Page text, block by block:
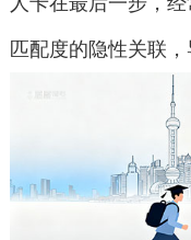
匹配度的隐性关联